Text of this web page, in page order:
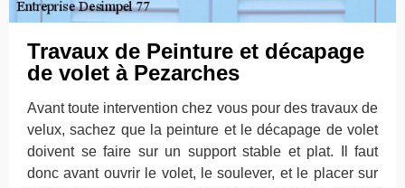
Travaux de Peinture et décapage
de volet à Pezarches
Avant toute intervention chez vous pour des travaux de
velux, sachez que la peinture et le décapage de volet
doivent se faire sur un support stable et plat. Il faut
donc avant ouvrir le volet, le soulever, et le placer sur